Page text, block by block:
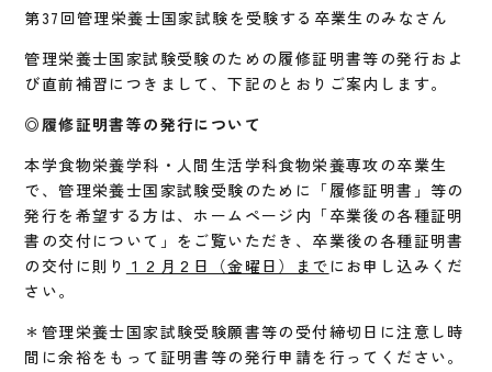
第37回管理栄養士国家試験を受験する卒業生のみなさん
管理栄養士国家試験受験のための履修証明書等の発行およ
び直前補習につきまして、下記のとおりご案内します。
◎履修証明書等の発行について
本学食物栄養学科・人間生活学科食物栄養専攻の卒業生
で、管理栄養士国家試験受験のために「履修証明書」等の
発行を希望する方は、ホームページ内「卒業後の各種証明
書の交付について」をご覧いただき、卒業後の各種証明書
の交付に則り １２月２日（金曜日）まで にお申し込みくだ
さい。
＊管理栄養士国家試験受験願書等の受付締切日に注意し時
間に余裕をもって証明書等の発行申請を行ってください。